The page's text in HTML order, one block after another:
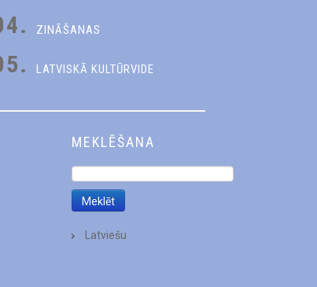
ZINĀŠANAS
LATVISKĀ KULTŪRVIDE
MEKLĒŠANA
Latviešu